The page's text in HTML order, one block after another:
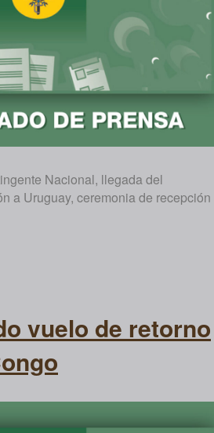
Nacional, llegada del
a Uruguay, ceremonia de recepción
vuelo de retorno